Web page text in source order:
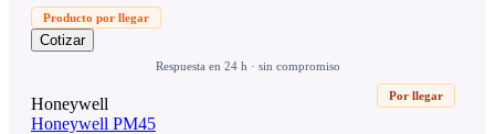
Producto por llegar
Cotizar
Respuesta en 24 h · sin compromiso
Por llegar
Honeywell
Honeywell PM45